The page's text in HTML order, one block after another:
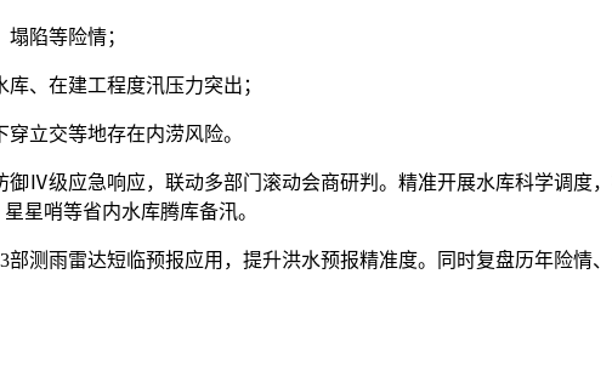
陷等险情；
、在建工程度汛压力突出；
立交等地存在内涝风险。
级应急响应，联动多部门滚动会商研判。精准开展水库科学调度
星哨等省内水库腾库备汛。
雨雷达短临预报应用，提升洪水预报精准度。同时复盘历年险情